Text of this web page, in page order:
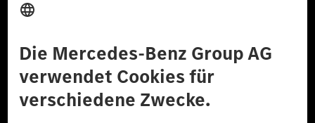
Datenschutz Lizenzhinweise Dritter Barrierefreiheit
© 2026 Mercedes-Benz Group AG. Alle Rechte vorbehalten.